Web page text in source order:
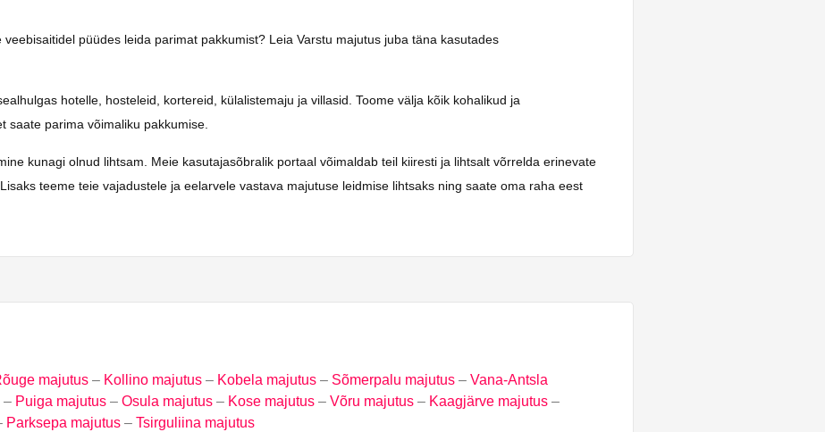
püüdes leida parimat pakkumist? Leia Varstu majutus juba täna kasutades
hotelle, hosteleid, kortereid, külalistemaju ja villasid. Toome välja kõik kohalikud ja
saate parima võimaliku pakkumise.
kunagi olnud lihtsam. Meie kasutajasõbralik portaal võimaldab teil kiiresti ja lihtsalt võrrelda erinevate
teeme teie vajadustele ja eelarvele vastava majutuse leidmise lihtsaks ning saate oma raha eest
majutus – Kollino majutus – Kobela majutus – Sõmerpalu majutus – Vana-Antsla
– Puiga majutus – Osula majutus – Kose majutus – Võru majutus – Kaagjärve majutus –
Parksepa majutus – Tsirguliina majutus